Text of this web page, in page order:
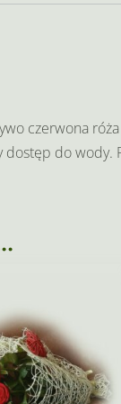
czerwona
do wody.